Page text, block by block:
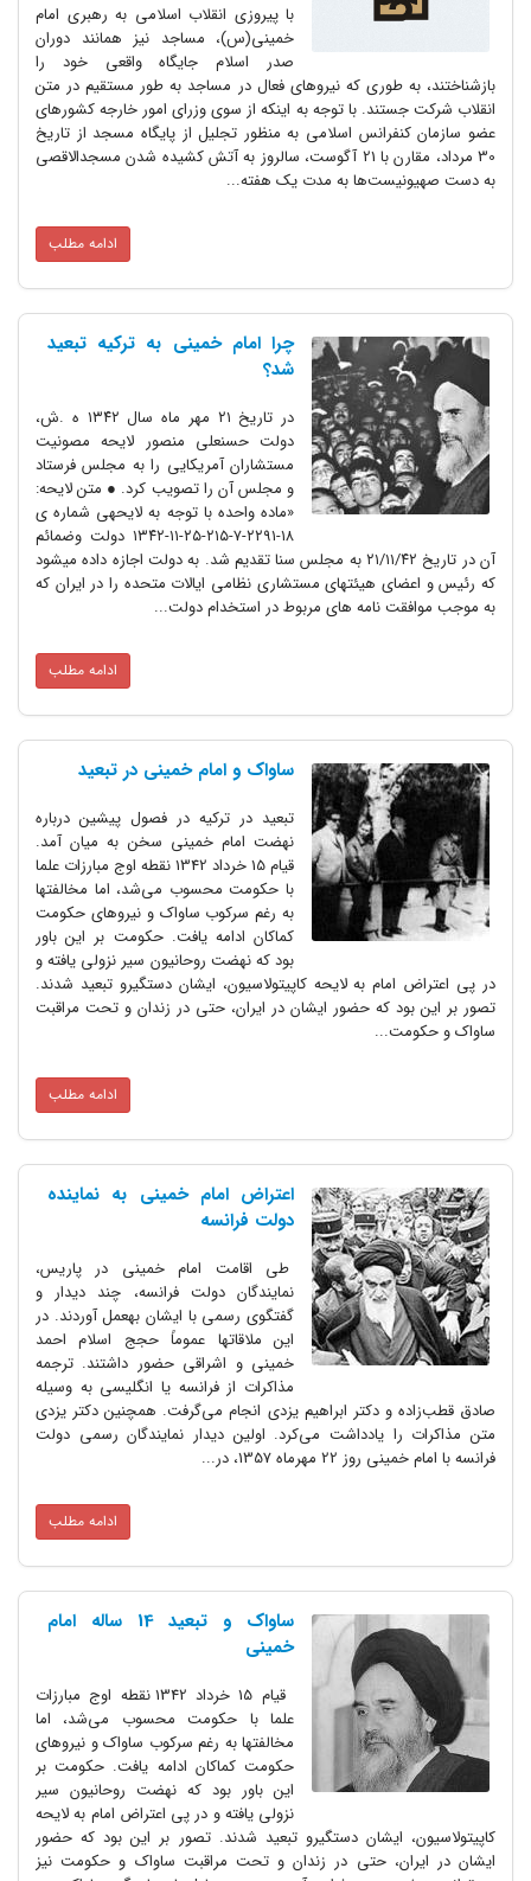
با پیروزی انقلاب اسلامی به رهبری امام
خمینی(س)، مساجد نیز همانند دوران
صدر اسلام جایگاه واقعی خود را
بازشناختند، به طوری که نیروهای فعال در مساجد به طور مستقیم در متن
انقلاب شرکت جستند. با توجه به اینکه از سوی وزرای امور خارجه کشورهای
عضو سازمان کنفرانس اسلامی به منظور تجلیل از پایگاه مسجد از تاریخ
30 مرداد، مقارن با 21 آگوست، سالروز به آتش کشیده شدن مسجد‌الاقصی
به دست صهیونیست‌ها به مدت یک هفته...
ادامه مطلب
چرا امام خمینی به ترکیه تبعید
شد؟
در تاریخ ۲۱ مهر ماه سال ۱۳۴۲ ه .ش،
دولت حسنعلی منصور لایحه مصونیت
مستشاران آمریکایی را به مجلس فرستاد
و مجلس آن را تصویب کرد. ● متن لایحه:
«ماده واحده با توجه به لایحهی شماره ی
۱۸-۲۲۹۱-۷-۲۱۵-۲۵-۱۱-۱۳۴۲ دولت وضمائم
آن در تاریخ ۲۱/۱۱/۴۲ به مجلس سنا تقدیم شد. به دولت اجازه داده میشود
که رئیس و اعضای هیئتهای مستشاری نظامی ایالات متحده را در ایران که
به موجب موافقت نامه های مربوط در استخدام دولت...
ادامه مطلب
ساواک و امام خمینی در تبعید
تبعید در ترکیه در فصول پیشین درباره
نهضت امام خمینی سخن به میان آمد.
قیام 15 خرداد 1342 نقطه اوج مبارزات علما
با حکومت محسوب می‌شد، اما مخالفتها
به رغم سرکوب ساواک و نیروهای حکومت
کماکان ادامه یافت. حکومت بر این باور
بود که نهضت روحانیون سیر نزولی یافته و
در پی اعتراض امام به لایحه کاپیتولاسیون، ایشان دستگیرو تبعید شدند.
تصور بر این بود که حضور ایشان در ایران، حتی در زندان و تحت مراقبت
ساواک و حکومت...
ادامه مطلب
اعتراض امام خمینی به نماینده
دولت فرانسه
طی اقامت امام خمینی در پاریس،
نمایندگان دولت فرانسه، چند دیدار و
گفتگوی رسمی با ایشان بهعمل آوردند. در
این ملاقاتها عموماً حجج اسلام احمد
خمینی و اشراقی حضور داشتند. ترجمه
مذاکرات از فرانسه یا انگلیسی به وسیله
صادق قطب‌زاده و دکتر ابراهیم یزدی انجام می‌گرفت. همچنین دکتر یزدی
متن مذاکرات را یادداشت می‌کرد. اولین دیدار نمایندگان رسمی دولت
فرانسه با امام خمینی روز 22 مهرماه 1357، در...
ادامه مطلب
ساواک و تبعید 14 ساله امام
خمینی
قیام 15 خرداد 1342 نقطه اوج مبارزات
علما با حکومت محسوب می‌شد، اما
مخالفتها به رغم سرکوب ساواک و نیروهای
حکومت کماکان ادامه یافت. حکومت بر
این باور بود که نهضت روحانیون سیر
نزولی یافته و در پی اعتراض امام به لایحه
کاپیتولاسیون، ایشان دستگیرو تبعید شدند. تصور بر این بود که حضور
ایشان در ایران، حتی در زندان و تحت مراقبت ساواک و حکومت نیز